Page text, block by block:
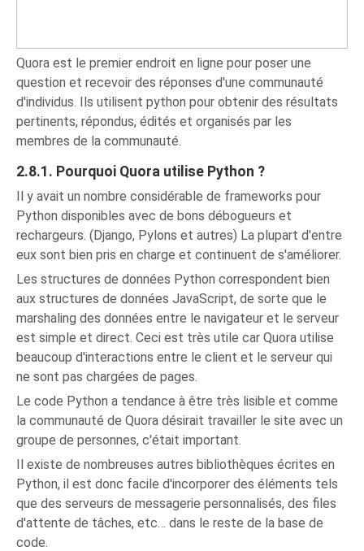
Quora est le premier endroit en ligne pour poser une
question et recevoir des réponses d'une communauté
d'individus. Ils utilisent python pour obtenir des résultats
pertinents, répondus, édités et organisés par les
membres de la communauté.
2.8.1. Pourquoi Quora utilise Python ?
Il y avait un nombre considérable de frameworks pour
Python disponibles avec de bons débogueurs et
rechargeurs. (Django, Pylons et autres) La plupart d'entre
eux sont bien pris en charge et continuent de s'améliorer.
Les structures de données Python correspondent bien
aux structures de données JavaScript, de sorte que le
marshaling des données entre le navigateur et le serveur
est simple et direct. Ceci est très utile car Quora utilise
beaucoup d'interactions entre le client et le serveur qui
ne sont pas chargées de pages.
Le code Python a tendance à être très lisible et comme
la communauté de Quora désirait travailler le site avec un
groupe de personnes, c'était important.
Il existe de nombreuses autres bibliothèques écrites en
Python, il est donc facile d'incorporer des éléments tels
que des serveurs de messagerie personnalisés, des files
d'attente de tâches, etc… dans le reste de la base de
code.